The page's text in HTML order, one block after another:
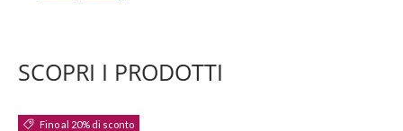
SCOPRI I PRODOTTI
Fino al 20% di sconto